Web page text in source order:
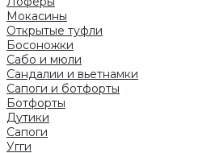
Мокасины
Открытые туфли
Босоножки
Сабо и мюли
Сандалии и вьетнамки
Сапоги и ботфорты
Ботфорты
Дутики
Сапоги
Угги